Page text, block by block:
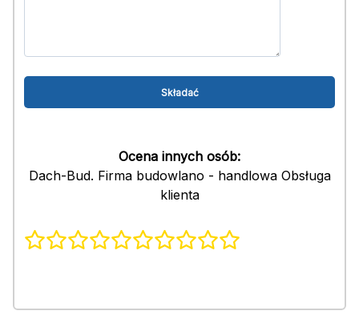
Ocena innych osób:
Dach-Bud. Firma budowlano - handlowa Obsługa
klienta